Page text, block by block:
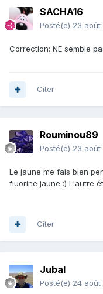
SACHA16
Posté(e) 23 août
Correction: NE semble
Citer
Rouminou89
Posté(e) 23 août
Le jaune me fais bien
fluorine jaune :) L'autre
Citer
Jubal
Posté(e) 24 août